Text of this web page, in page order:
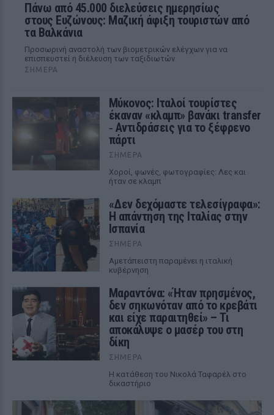
Πάνω από 45.000 διελεύσεις ημερησίως
στους Ευζώνους: Μαζική άφιξη τουριστών από
τα Βαλκάνια
Προσωρινή αναστολή των βιομετρικών ελέγχων για να
επισπευστεί η διέλευση των ταξιδιωτών
ΣΉΜΕΡΑ
Μύκονος: Ιταλοί τουρίστες
έκαναν «κλαμπ» βανάκι transfer
‑ Αντιδράσεις για το ξέφρενο
πάρτι
ΣΉΜΕΡΑ
Χοροί, φωνές, φωτογραφίες: Λες και
ήταν σε κλαμπ
«Δεν δεχόμαστε τελεσίγραφα»:
Η απάντηση της Ιταλίας στην
Ισπανία
ΣΉΜΕΡΑ
Αμετάπειστη παραμένει η ιταλική
κυβέρνηση
Μαραντόνα: «Ήταν πρησμένος,
δεν σηκωνόταν από το κρεβάτι
και είχε παραιτηθεί» – Τι
αποκάλυψε ο μασέρ του στη
δίκη
ΣΉΜΕΡΑ
Η κατάθεση του Νικολά Ταφαρέλ στο
δικαστήριο